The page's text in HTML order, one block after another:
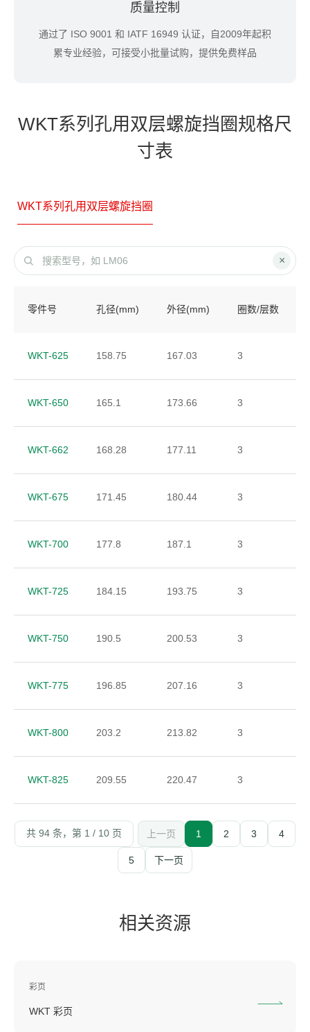
质量控制
通过了 ISO 9001 和 IATF 16949 认证，自2009年起积
累专业经验，可接受小批量试购，提供免费样品
WKT系列孔用双层螺旋挡圈规格尺
寸表
WKT系列孔用双层螺旋挡圈
×
零件号 孔径(mm) 外径(mm) 圈数/层数
WKT-625 158.75 167.03 3
WKT-650 165.1 173.66 3
WKT-662 168.28 177.11 3
WKT-675 171.45 180.44 3
WKT-700 177.8 187.1 3
WKT-725 184.15 193.75 3
WKT-750 190.5 200.53 3
WKT-775 196.85 207.16 3
WKT-800 203.2 213.82 3
WKT-825 209.55 220.47 3
共 94 条，第 1 / 10 页 上一页 1 2 3 4
5 下一页
相关资源
彩页
WKT 彩页